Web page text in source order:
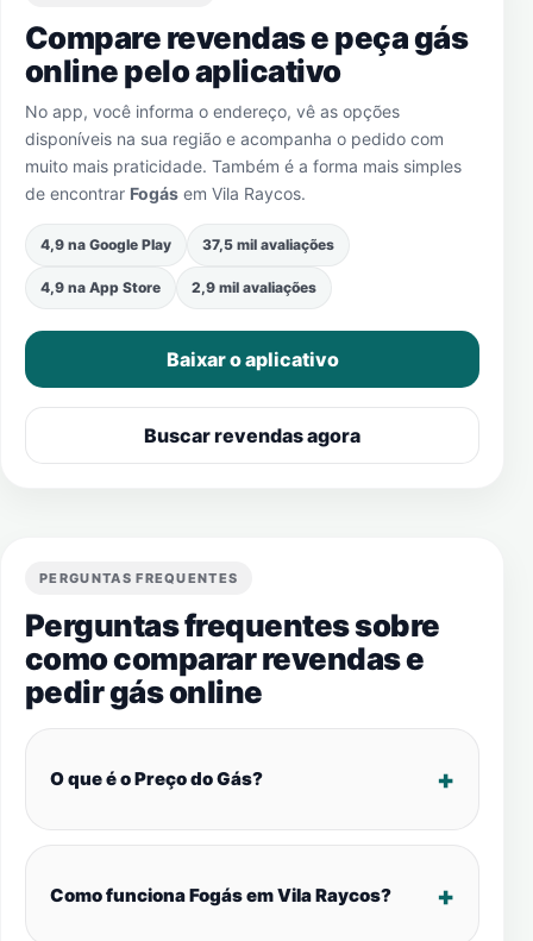
Compare revendas e peça gás
online pelo aplicativo
No app, você informa o endereço, vê as opções
disponíveis na sua região e acompanha o pedido com
muito mais praticidade. Também é a forma mais simples
de encontrar Fogás em Vila Raycos.
4,9 na Google Play 37,5 mil avaliações
4,9 na App Store 2,9 mil avaliações
Baixar o aplicativo
Buscar revendas agora
PERGUNTAS FREQUENTES
Perguntas frequentes sobre
como comparar revendas e
pedir gás online
O que é o Preço do Gás?
Como funciona Fogás em Vila Raycos?